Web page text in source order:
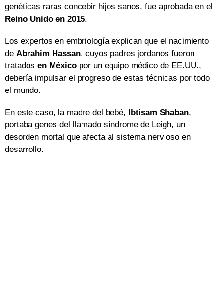
genéticas raras concebir hijos sanos, fue aprobada en el
Reino Unido en 2015.
Los expertos en embriología explican que el nacimiento
de Abrahim Hassan, cuyos padres jordanos fueron
tratados en México por un equipo médico de EE.UU.,
debería impulsar el progreso de estas técnicas por todo
el mundo.
En este caso, la madre del bebé, Ibtisam Shaban,
portaba genes del llamado síndrome de Leigh, un
desorden mortal que afecta al sistema nervioso en
desarrollo.